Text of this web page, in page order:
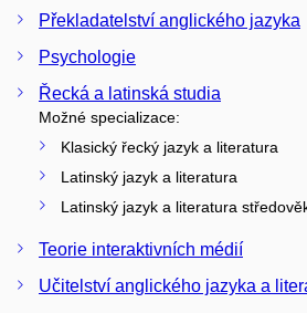
Překladatelství anglického jazyka
Psychologie
Řecká a latinská studia
Možné specializace:
Klasický řecký jazyk a literatura
Latinský jazyk a literatura
Latinský jazyk a literatura
Teorie interaktivních médií
Učitelství anglického jazyka a